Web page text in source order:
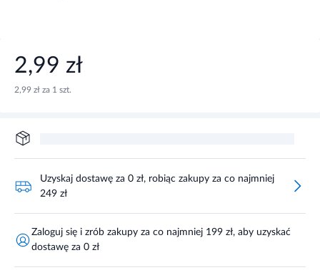
2,99 zł
2,99 zł za 1 szt.
Uzyskaj dostawę za 0 zł, robiąc zakupy za co najmniej
249 zł
Zaloguj się i zrób zakupy za co najmniej 199 zł, aby uzyskać
dostawę za 0 zł